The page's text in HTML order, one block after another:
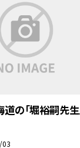
道の「堀裕嗣先生
03